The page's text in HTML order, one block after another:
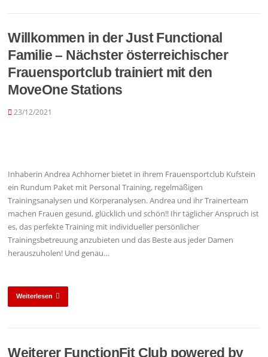
Willkommen in der Just Functional
Familie – Nächster österreichischer
Frauensportclub trainiert mit den
MoveOne Stations
23/12/2021
Inhaberin Andrea Achhorner bietet in ihrem Frauensportclub Kufstein
ein Rundum Paket mit Personal Training, regelmäßigen
Trainingsanalysen und Körperanalysen. Andrea und ihr Trainerteam
machen Frauen gesund, glücklich und schön!! Ihr täglicher Anspruch ist
es, das perfekte Training mit individueller persönlicher
Trainingsbetreuung anzubieten und das Beste aus jeder Damen
herauszuholen! Und genau…
Weiterlesen
Weiterer FunctionFit Club powered by